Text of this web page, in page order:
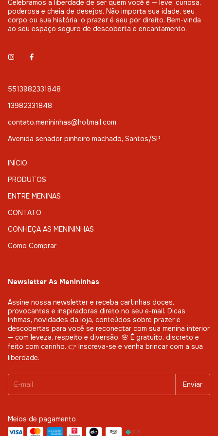
Celebramos a liberdade de ser quem você é — leve, curiosa,
poderosa e cheia de desejos. Não importa sua idade, seu
corpo ou sua história: o prazer é seu por direito. Bem-vinda
ao seu espaço seguro de descoberta e encantamento.
5513982331848
13982331848
contato.menininhas@hotmail.com
Avenida senador pinheiro machado, Santos/SP
INÍCIO
PRODUTOS
ENTRE MENINAS
CONTATO
CONHEÇA AS MENININHAS
Como Comprar
Newsletter As Menininhas
Assine nossa newsletter e receba cartinhas doces,
provocantes e inspiradoras direto no seu e-mail. Dicas
íntimas, novidades da loja, conteúdos sobre prazer e
descobertas para você se reconectar com sua menina interior
— com leveza, respeito e diversão. 🌸 É gratuito, discreto e
feito com carinho. 👉 Inscreva-se e venha brincar com a sua
liberdade.
Meios de pagamento